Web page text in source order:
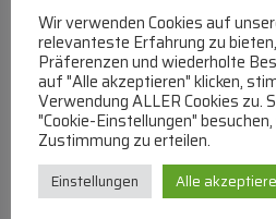
Überweisung
PayPal
MasterCard
FAQ
Wir verwenden Cookies auf
relevanteste Erfahrung zu
Präferenzen und wiederholte
auf "Alle akzeptieren" klicken,
Verwendung ALLER Cookies zu.
"Cookie-Einstellungen"
Zustimmung zu erteilen.
Einstellungen Alle